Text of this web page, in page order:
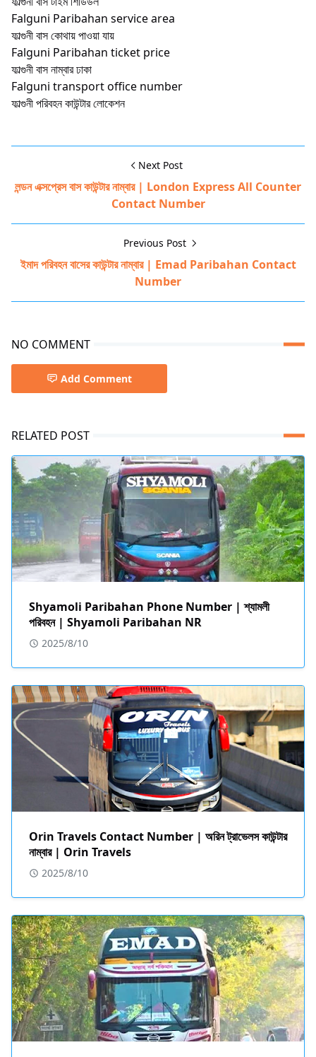
Falguni Paribahan service area
ফাল্গুনী বাস কোথায় পাওয়া যায়
Falguni Paribahan ticket price
ফাল্গুনী বাস নাম্বার ঢাকা
Falguni transport office number
ফাল্গুনী পরিবহন কাউন্টার লোকেশন
Next Post
লন্ডন এক্সপ্রেস বাস কাউন্টার নাম্বার | London Express All Counter
Contact Number
Previous Post
ইমাদ পরিবহন বাসের কাউন্টার নাম্বার | Emad Paribahan Contact
Number
NO COMMENT
Add Comment
RELATED POST
Shyamoli Paribahan Phone Number | শ্যামলী
পরিবহন | Shyamoli Paribahan NR
2025/8/10
Orin Travels Contact Number | অরিন ট্রাভেলস কাউন্টার
নাম্বার | Orin Travels
2025/8/10